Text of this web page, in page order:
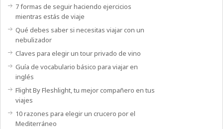
7 formas de seguir haciendo ejercicios
mientras estás de viaje
Qué debes saber si necesitas viajar con un
nebulizador
Claves para elegir un tour privado de vino
Guía de vocabulario básico para viajar en
inglés
Flight By Fleshlight, tu mejor compañero en tus
viajes
10 razones para elegir un crucero por el
Mediterráneo